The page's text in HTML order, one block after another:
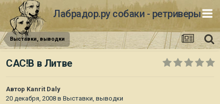
Лабрадор.ру собаки - ретриверы
Выставки, выводки
САС!В в Литве
Автор Kanrit Daly
20 декабря, 2008 в Выставки, выводки